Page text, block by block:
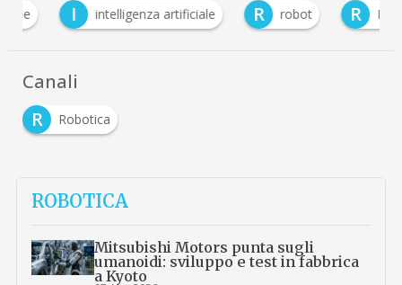
I
intelligenza artificiale R robot R Robotica
Canali
R
Robotica
ROBOTICA
Mitsubishi Motors punta sugli
umanoidi: sviluppo e test in fabbrica
a Kyoto